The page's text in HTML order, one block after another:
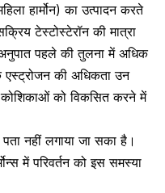
हार्मोन)का उत्पादन करते
टेस्टोस्टेरॉन की मात्रा
पहले की तुलना में अधिक
एस्ट्रोजन की अधिकता उन
कोशिकाओं को विकसित करने में
पता नहीं लगाया जा सका है।
में परिवर्तन को इस समस्या